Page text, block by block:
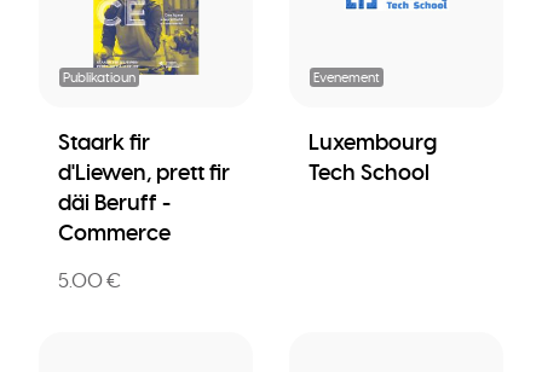
Publikatioun
Staark fir
d'Liewen, prett fir
däi Beruff -
Commerce
5.00 €
Evenement
Luxembourg
Tech School